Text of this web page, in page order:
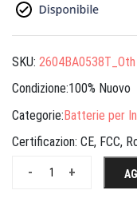
SKU: 2604BA0538T_Oth
Condizione:100% Nuovo
Categorie:Batterie per
Certificazion: CE, FCC,
+
-